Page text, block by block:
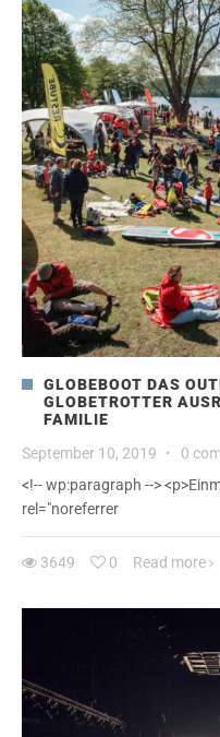
GLOBEBOOT DAS
GLOBETROTTER
FAMILIE
September 10, 2019
·
0
<!-- wp:paragraph -->
rel="noreferrer
3649 0 Read more